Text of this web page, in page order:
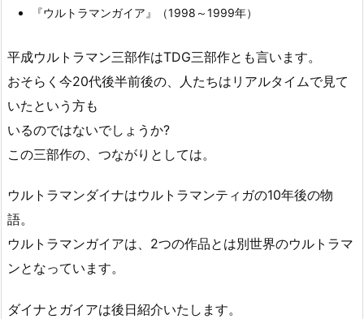
『ウルトラマンガイア』（1998～1999年）
平成ウルトラマン三部作はTDG三部作とも言います。
おそらく今20代後半前後の、人たちはリアルタイムで見て
いたという方も
いるのではないでしょうか?
この三部作の、つながりとしては。
ウルトラマンダイナはウルトラマンティガの10年後の物
語。
ウルトラマンガイアは、2つの作品とは別世界のウルトラマ
ンとなっています。
ダイナとガイアは後日紹介いたします。